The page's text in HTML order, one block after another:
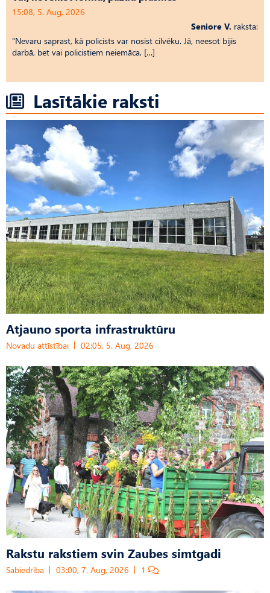
15:08, 5. Aug, 2026
Seniore V. raksta:
“Nevaru saprast, kā policists var nosist cilvēku. Jā, neesot bijis
darbā, bet vai policistiem neiemāca, […]
Lasītākie raksti
Atjauno sporta infrastruktūru
Novadu attīstībai 02:05, 5. Aug, 2026
Rakstu rakstiem svin Zaubes simtgadi
Sabiedrība 03:00, 7. Aug, 2026 1